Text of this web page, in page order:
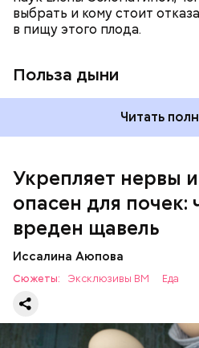
выбрать и кому стоит
в пищу этого плода.
Польза дыни
Читать
Укрепляет нервы
опасен для почек:
вреден щавель
Иссалина Аюпова
Сюжеты: Эксклюзивы ВМ Еда
— Если человек уже болеет
болезнью, щавель ему не
артрите, гастрите,
раздраженного кишечника,
продукт тоже лучше
предупредила врач. — Он
повышению кислотности
слизистые оболочки.
достаточно включать
раз в месяц. В небольших